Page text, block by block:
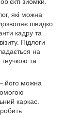
які можна
швидко
кадру та
Підлоги
на
та
його можна
каркас.